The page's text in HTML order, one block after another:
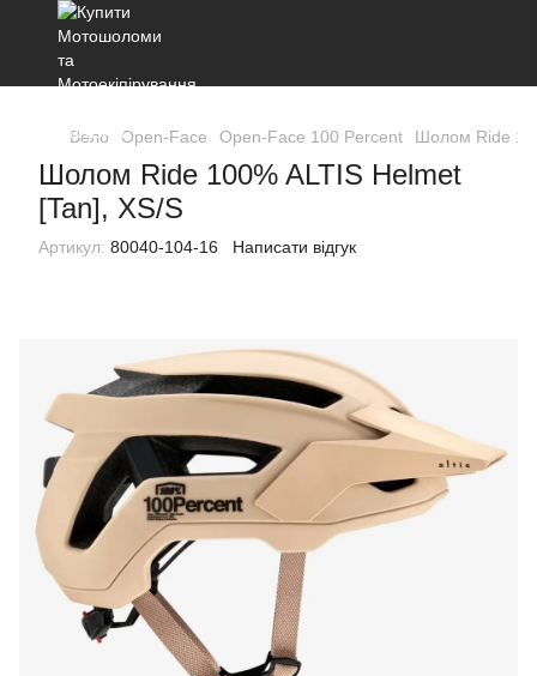
Вело Open-Face Open-Face 100 Percent Шолом Ride
Шолом Ride 100% ALTIS Helmet
[Tan], XS/S
Артикул: 80040-104-16 Написати відгук